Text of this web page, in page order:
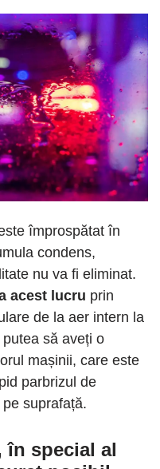
împrospătat în
condens,
nu va fi eliminat.
acest lucru prin
de la aer intern la
să aveți o
mașinii, care este
parbrizul de
suprafață.
în special al